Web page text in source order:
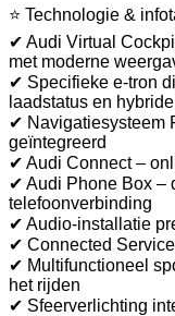
⭐ Technologie &
✔ Audi Virtual
met moderne
✔ Specifieke e-tron
laadstatus en
✔ Navigatiesysteem
geïntegreerd
✔ Audi Connect –
✔ Audi Phone Box –
telefoonverbinding
✔ Audio-installatie
✔ Connected
✔ Multifunctioneel
het rijden
✔ Sfeerverlichting